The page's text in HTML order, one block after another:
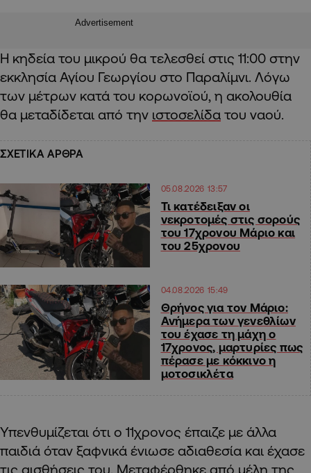
Advertisement
Η κηδεία του μικρού θα τελεσθεί στις 11:00 στην
εκκλησία Αγίου Γεωργίου στο Παραλίμνι. Λόγω
των μέτρων κατά του κορωνοϊού, η ακολουθία
θα μεταδίδεται από την ιστοσελίδα του ναού.
ΣΧΕΤΙΚΑ ΑΡΘΡΑ
05.08.2026 13:57
Τι κατέδειξαν οι
νεκροτομές στις σορούς
του 17χρονου Μάριο και
του 25χρονου
04.08.2026 15:49
Θρήνος για τον Μάριο:
Ανήμερα των γενεθλίων
του έχασε τη μάχη ο
17χρονος, μαρτυρίες πως
πέρασε με κόκκινο η
μοτοσικλέτα
Υπενθυμίζεται ότι ο 11χρονος έπαιζε με άλλα
παιδιά όταν ξαφνικά ένιωσε αδιαθεσία και έχασε
τις αισθήσεις του. Μεταφέρθηκε από μέλη της